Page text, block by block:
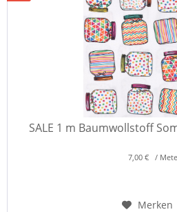
SALE 1 m Baumwollstoff
7,00 € /
Merken